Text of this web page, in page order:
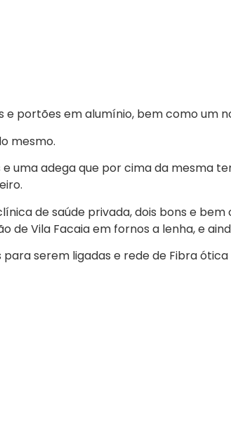
portões em alumínio, bem como um
mesmo.
uma adega que por cima da mesma
de saúde privada, dois bons e bem
de Vila Facaia em fornos a lenha, e
serem ligadas e rede de Fibra